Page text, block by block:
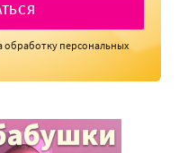
обработку персональных